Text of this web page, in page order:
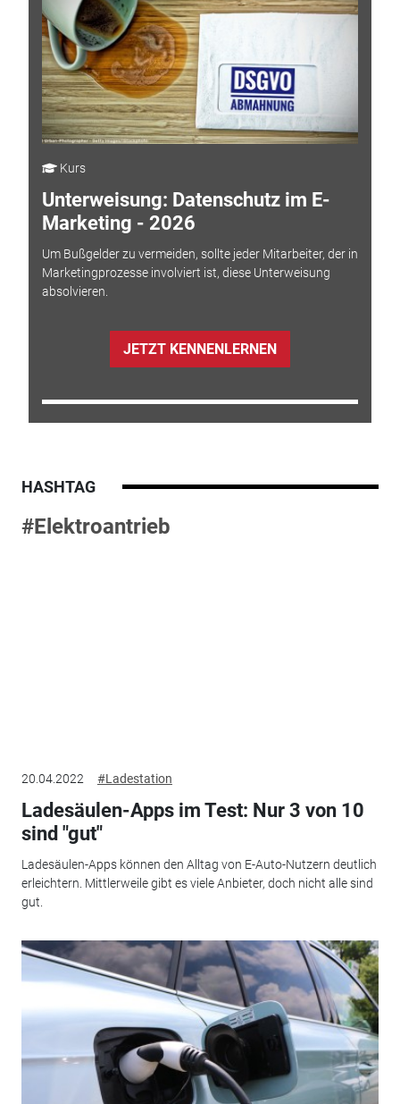
Kurs
Unterweisung: Datenschutz im E-
Marketing - 2026
Um Bußgelder zu vermeiden, sollte jeder Mitarbeiter, der in
Marketingprozesse involviert ist, diese Unterweisung
absolvieren.
JETZT KENNENLERNEN
HASHTAG
#Elektroantrieb
20.04.2022 #Ladestation
Ladesäulen-Apps im Test: Nur 3 von 10
sind "gut"
Ladesäulen-Apps können den Alltag von E-Auto-Nutzern deutlich
erleichtern. Mittlerweile gibt es viele Anbieter, doch nicht alle sind
gut.